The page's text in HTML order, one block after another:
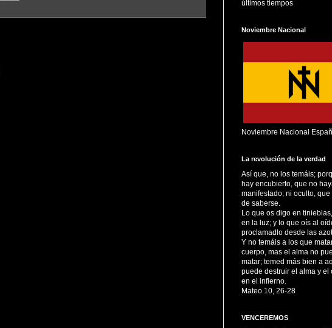
últimos tiempos
Noviembre Nacional
Noviembre Nacional
La revolución de la verdad
Así que, no los temáis;
hay encubierto, que no
manifestado; ni oculto,
de saberse.
Lo que os digo en
en la luz; y lo que oís al
proclamadlo desde las
Y no temáis a los que
cuerpo, mas el alma no
matar; temed más bien a
puede destruir el alma y el
en el infierno.
Mateo 10, 26-28
VENCEREMOS